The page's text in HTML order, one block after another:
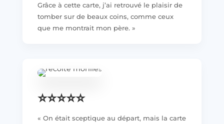
Grâce à cette carte, j’ai retrouvé le plaisir de
tomber sur de beaux coins, comme ceux
que me montrait mon père. »
⭐️⭐️⭐️⭐️⭐️
« On était sceptique au départ, mais la carte